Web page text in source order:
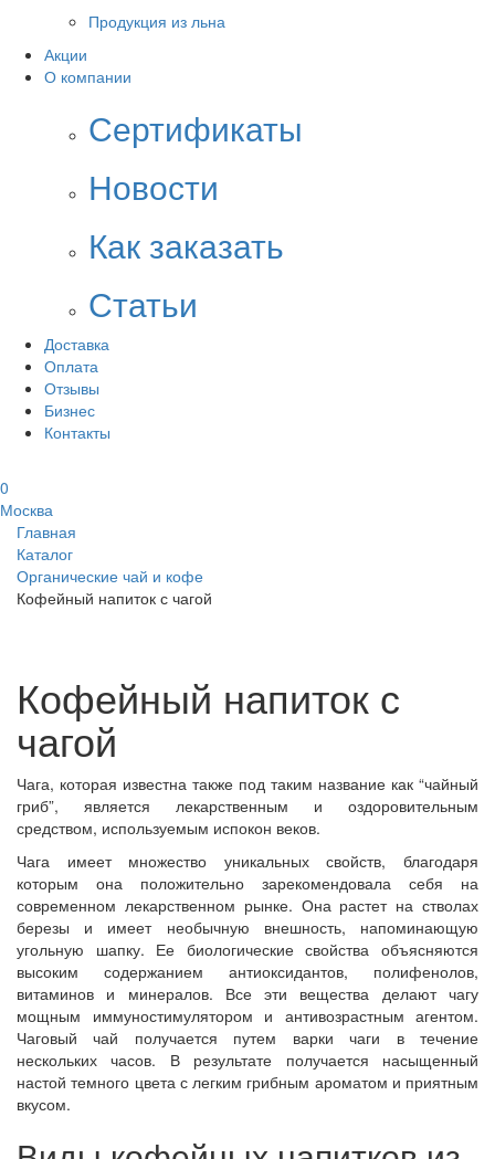
Продукция из льна
Акции
О компании
Сертификаты
Новости
Как заказать
Статьи
Доставка
Оплата
Отзывы
Бизнес
Контакты
0
Москва
Главная
Каталог
Органические чай и кофе
Кофейный напиток с чагой
Кофейный напиток с
чагой
Чага, которая известна также под таким название как “чайный
гриб”, является лекарственным и оздоровительным
средством, используемым испокон веков.
Чага имеет множество уникальных свойств, благодаря
которым она положительно зарекомендовала себя на
современном лекарственном рынке. Она растет на стволах
березы и имеет необычную внешность, напоминающую
угольную шапку. Ее биологические свойства объясняются
высоким содержанием антиоксидантов, полифенолов,
витаминов и минералов. Все эти вещества делают чагу
мощным иммуностимулятором и антивозрастным агентом.
Чаговый чай получается путем варки чаги в течение
нескольких часов. В результате получается насыщенный
настой темного цвета с легким грибным ароматом и приятным
вкусом.